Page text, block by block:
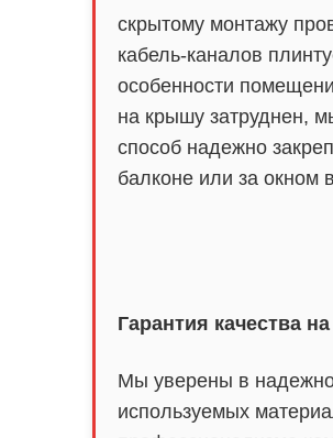
скрытому монтажу
кабель-каналов
особенности
на крышу затруднен,
способ надежно
балконе или за окном
Гарантия качества
Мы уверены в
используемых